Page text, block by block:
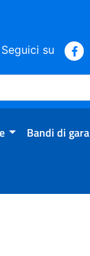
Seguici su
Bandi di gara